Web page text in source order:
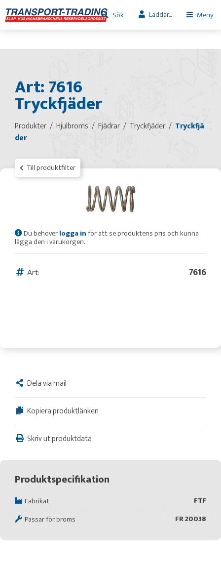
Sök Laddar... Meny
Art: 7616
Tryckfjäder
Produkter Hjulbroms Fjädrar Tryckfjäder
Tryckfjä
der
Till produktfilter
Du behöverlogga inför att se produktens pris och kunna
lägga den i varukorgen.
Art: 7616
Dela via mail
Kopiera produktlänken
Skriv ut produktdata
Produktspecifikation
Fabrikat
FTF
Passar för broms
FR 20038